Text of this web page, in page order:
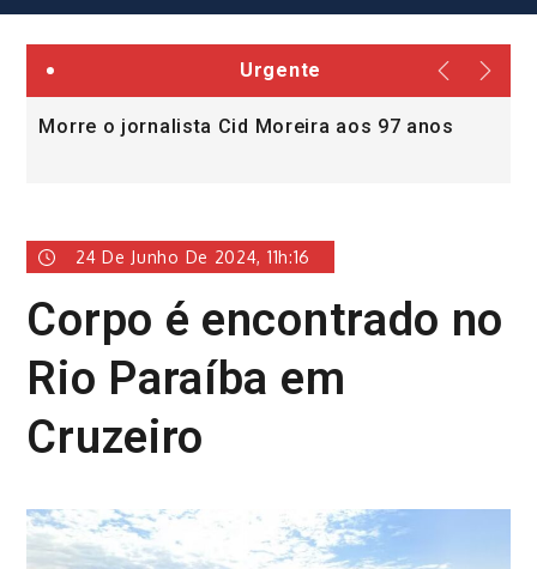
Urgente
Morre o jornalista Cid Moreira aos 97 anos
24 De Junho De 2024, 11h:16
Corpo é encontrado no
Rio Paraíba em
Cruzeiro